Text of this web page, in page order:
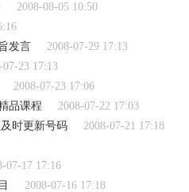
2008-08-05 10:50
发言
2008-07-29 17:13
07-23 17:13
2008-07-23 17:06
品课程
2008-07-22 17:03
时更新号码
2008-07-21 17:18
07-17 17:16
2008-07-16 17:18